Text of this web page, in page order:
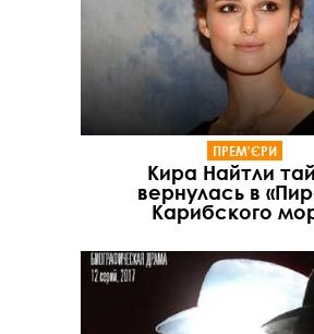
ПРЕМ'ЄРИ
Кира Найтли
вернулась в
Карибского